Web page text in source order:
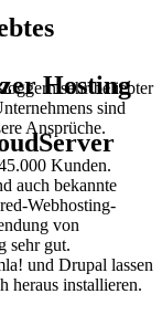
Hosting
sehr beliebter
sind
Ansprüche.
Kunden.
auch bekannte
Webhosting-
von
sehr gut.
und Drupal lassen
heraus installieren.